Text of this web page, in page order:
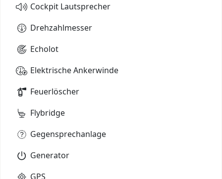
Cockpit Lautsprecher
Drehzahlmesser
Echolot
Elektrische Ankerwinde
Feuerlöscher
Flybridge
Gegensprechanlage
Generator
GPS